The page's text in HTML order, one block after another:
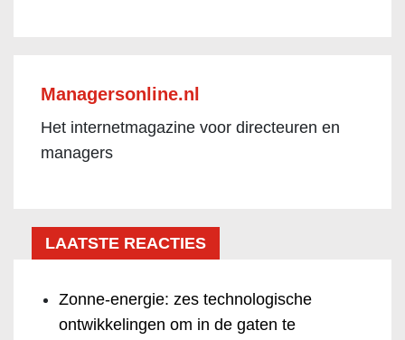
Managersonline.nl
Het internetmagazine voor directeuren en
managers
LAATSTE REACTIES
Zonne-energie: zes technologische
ontwikkelingen om in de gaten te